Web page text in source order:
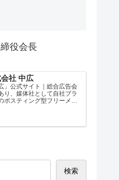
役会長
社 中広
」公式サイト｜総合広告会
り、媒体社として自社ブラ
ポスティング型フリーメデ
検索